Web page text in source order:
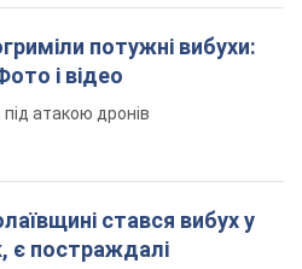
потужні вибухи:
і відео
атакою дронів
стався вибух у
є постраждалі